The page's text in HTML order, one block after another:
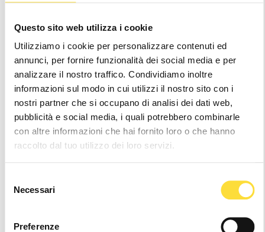
Questo sito web utilizza i cookie
Utilizziamo i cookie per personalizzare contenuti ed
annunci, per fornire funzionalità dei social media e per
analizzare il nostro traffico. Condividiamo inoltre
informazioni sul modo in cui utilizzi il nostro sito con i
nostri partner che si occupano di analisi dei dati web,
pubblicità e social media, i quali potrebbero combinarle
con altre informazioni che hai fornito loro o che hanno
raccolto dal tuo utilizzo dei loro servizi.
delNecessari
Preferenze
FIND YOUR SIZE SIZE GUIDE
36 37 38 39 40 41 42
43
Notice: It seems like you are visiting us from
Your location appears to be outside of our
shipping coverage area
left